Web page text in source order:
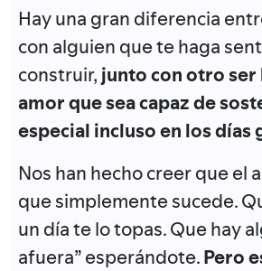
Hay una gran diferencia
con alguien que te haga
construir, junto con otro ser
amor que sea capaz de
especial incluso en los días
Nos han hecho creer que el
que simplemente sucede.
un día te lo topas. Que hay
afuera” esperándote.Pero